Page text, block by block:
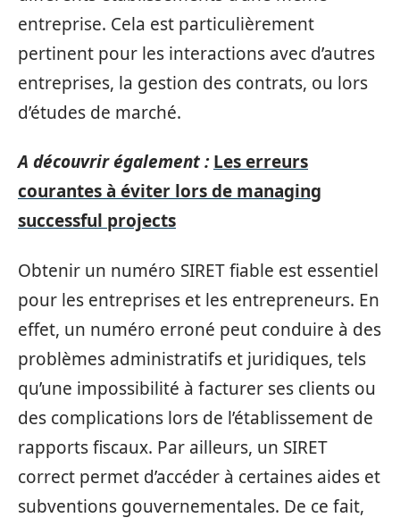
entreprise. Cela est particulièrement
pertinent pour les interactions avec d’autres
entreprises, la gestion des contrats, ou lors
d’études de marché.
A découvrir également : Les erreurs
courantes à éviter lors de managing
successful projects
Obtenir un numéro SIRET fiable est essentiel
pour les entreprises et les entrepreneurs. En
effet, un numéro erroné peut conduire à des
problèmes administratifs et juridiques, tels
qu’une impossibilité à facturer ses clients ou
des complications lors de l’établissement de
rapports fiscaux. Par ailleurs, un SIRET
correct permet d’accéder à certaines aides et
subventions gouvernementales. De ce fait,